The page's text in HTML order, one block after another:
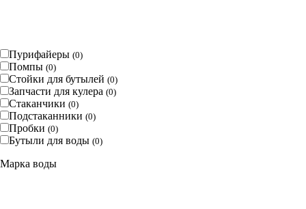
Пурифайеры (0)
Помпы (0)
Стойки для бутылей (0)
Запчасти для кулера (0)
Стаканчики (0)
Подстаканники (0)
Пробки (0)
Бутыли для воды (0)
Марка воды